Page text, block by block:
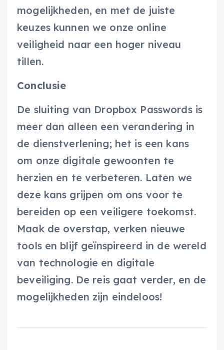
mogelijkheden, en met de juiste
keuzes kunnen we onze online
veiligheid naar een hoger niveau
tillen.
Conclusie
De sluiting van Dropbox Passwords is
meer dan alleen een verandering in
de dienstverlening; het is een kans
om onze digitale gewoonten te
herzien en te verbeteren. Laten we
deze kans grijpen om ons voor te
bereiden op een veiligere toekomst.
Maak de overstap, verken nieuwe
tools en blijf geïnspireerd in de wereld
van technologie en digitale
beveiliging. De reis gaat verder, en de
mogelijkheden zijn eindeloos!